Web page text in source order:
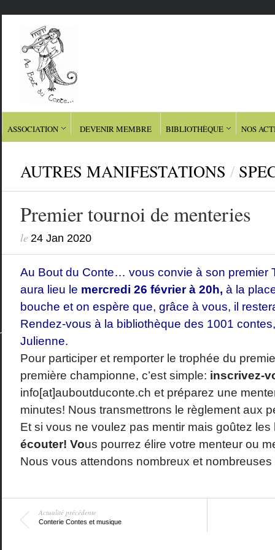
ASSOCIATION DEVENIR MEMBRE BIBLIOTHÈQUE NOS
AUTRES MANIFESTATIONS /
Premier tournoi de menteries
le 24 Jan 2020
Au Bout du Conte… vous convie à son premier
aura lieu le mercredi 26 février à 20h, à la
bouche et on espère que, grâce à vous, il
Rendez-vous à la bibliothèque des 1001
Julienne.
Pour participer et remporter le trophée du
première championne, c’est simple: inscrivez-
info[at]auboutduconte.ch et préparez une
minutes! Nous transmettrons le règlement aux
Et si vous ne voulez pas mentir mais goûtez les
écouter! Vous pourrez élire votre menteur ou
Nous vous attendons nombreux et
Actualité précédente
Conterie Contes et musique